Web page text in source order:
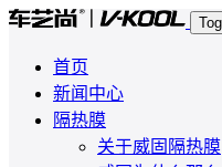
首页
新闻中心
隔热膜
关于威固隔热膜